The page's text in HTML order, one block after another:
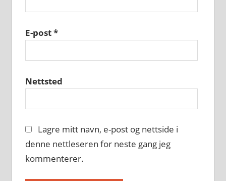
E-post*
Nettsted
Lagre mitt navn, e-post og nettside i
denne nettleseren for neste gang jeg
kommenterer.